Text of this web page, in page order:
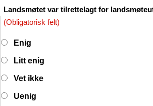
Landsmøtet var tilrettelagt for
(Obligatorisk felt)
Enig
Litt enig
Vet ikke
Uenig